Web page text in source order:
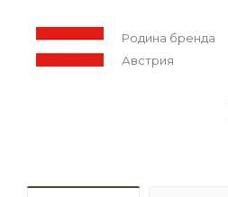
Родина бренда
Австрия